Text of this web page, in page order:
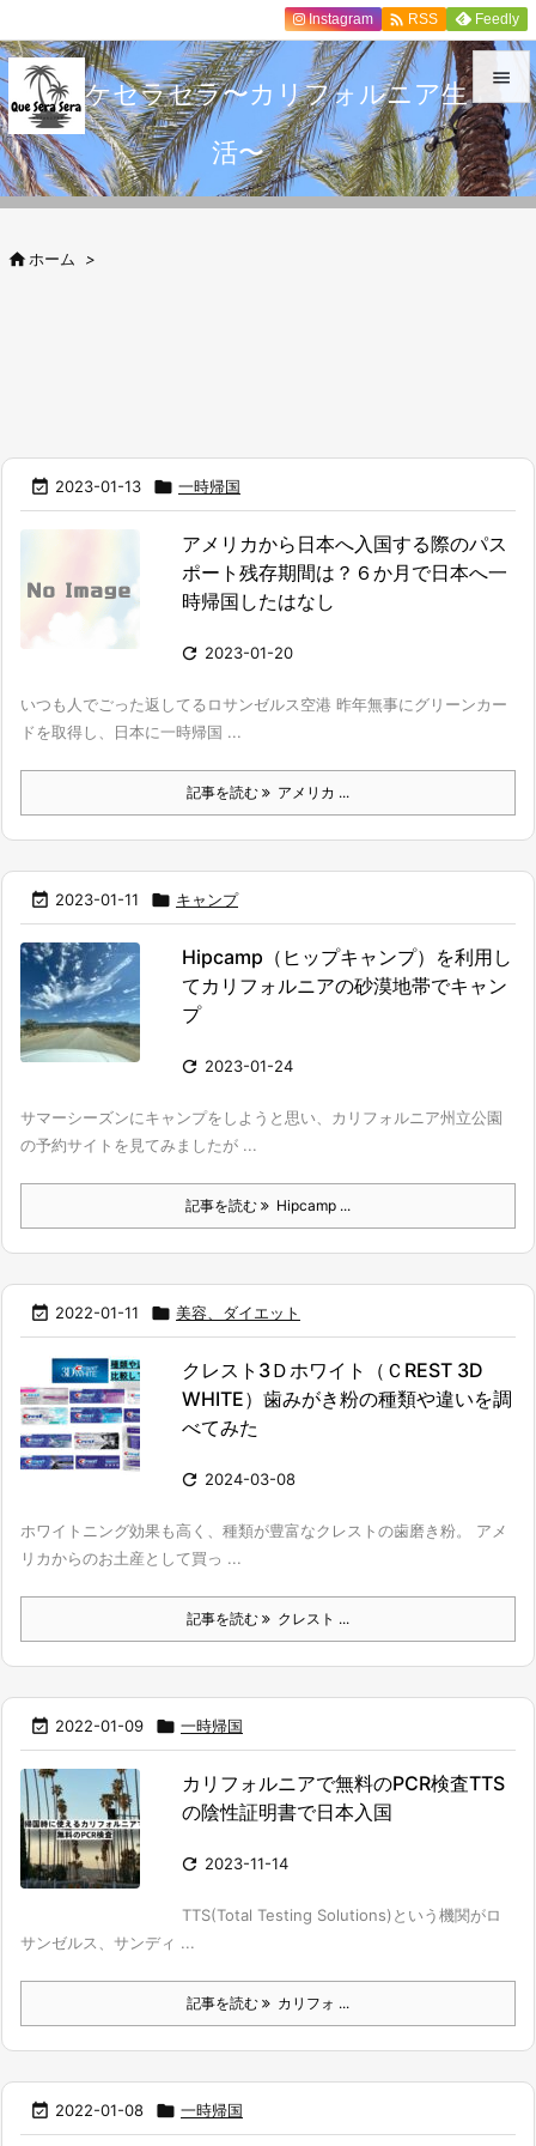
ケセラセラ〜カリフォルニア生
活〜


メニュ

サイド
Instagram  RSS Feedly
ホーム >
 2023-01-13  一時帰国
アメリカから日本へ入国する際のパス
ポート残存期間は？６か月で日本へ一
時帰国したはなし
 2023-01-20
いつも人でごった返してるロサンゼルス空港 昨年無事にグリーンカー
ドを取得し、日本に一時帰国 ...
記事を読む アメリカ ...
 2023-01-11  キャンプ
Hipcamp（ヒップキャンプ）を利用し
てカリフォルニアの砂漠地帯でキャン
プ
 2023-01-24
サマーシーズンにキャンプをしようと思い、カリフォルニア州立公園
の予約サイトを見てみましたが ...
記事を読む Hipcamp ...
 2022-01-11  美容、ダイエット
クレスト3Ｄホワイト（ＣREST 3D
WHITE）歯みがき粉の種類や違いを調
べてみた
 2024-03-08
ホワイトニング効果も高く、種類が豊富なクレストの歯磨き粉。 アメ
リカからのお土産として買っ ...
記事を読む クレスト ...
 2022-01-09  一時帰国
カリフォルニアで無料のPCR検査TTS
の陰性証明書で日本入国
 2023-11-14
TTS(Total Testing Solutions)という機関がロ
サンゼルス、サンディ ...
記事を読む カリフォ ...
 2022-01-08  一時帰国